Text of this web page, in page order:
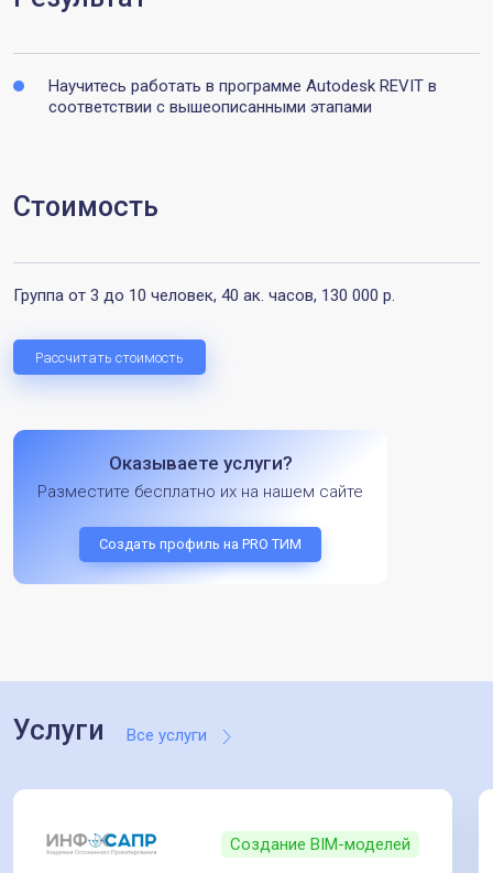
Научитесь работать в программе Autodesk REVIT в
соответствии с вышеописанными этапами
Стоимость
Группа от 3 до 10 человек, 40 ак. часов, 130 000 р.
Рассчитать стоимость
Оказываете услуги?
Разместите бесплатно их на нашем сайте
Создать профиль на PRO ТИМ
Услуги Все услуги
Создание BIM-моделей